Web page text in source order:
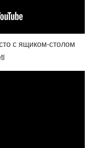
с ящиком-столом